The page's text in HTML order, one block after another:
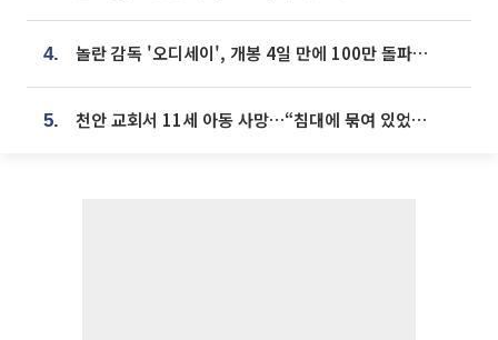
4. 놀란 감독 '오디세이', 개봉 4일 만에 100만 돌파⋯'왕사남' 보다 빠르다
5. 천안 교회서 11세 아동 사망…“침대에 묶여 있었다” 진술 확보